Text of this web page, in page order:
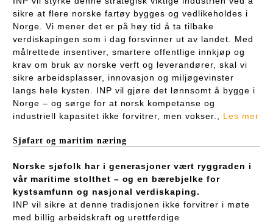
sikre at flere norske fartøy bygges og vedlikeholdes i
Norge. Vi mener det er på høy tid å ta tilbake
verdiskapingen som i dag forsvinner ut av landet. Med
målrettede insentiver, smartere offentlige innkjøp og
krav om bruk av norske verft og leverandører, skal vi
sikre arbeidsplasser, innovasjon og miljøgevinster
langs hele kysten. INP vil gjøre det lønnsomt å bygge i
Norge – og sørge for at norsk kompetanse og
industriell kapasitet ikke forvitrer, men vokser., Les mer
Sjøfart og maritim næring
Norske sjøfolk har i generasjoner vært ryggraden i
vår maritime stolthet – og en bærebjelke for
kystsamfunn og nasjonal verdiskaping.
INP vil sikre at denne tradisjonen ikke forvitrer i møte
med billig arbeidskraft og urettferdige